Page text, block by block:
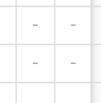
– –
– –